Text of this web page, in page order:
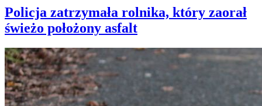
Policja zatrzymała rolnika, który zaorał
świeżo położony asfalt